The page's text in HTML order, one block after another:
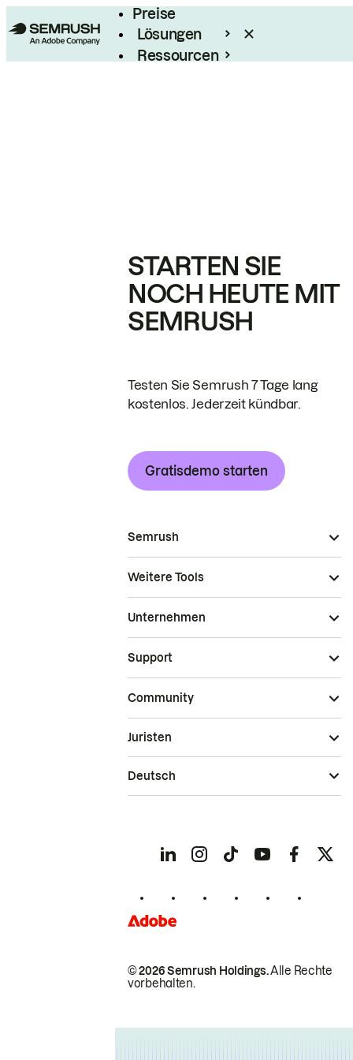
Preise
Lösungen
Ressourcen
STARTEN SIE
NOCH HEUTE MIT
SEMRUSH
Testen Sie Semrush 7 Tage lang
kostenlos. Jederzeit kündbar.
Gratisdemo starten
Semrush
Weitere Tools
Unternehmen
Support
Community
© 2026 Semrush Holdings.Alle Rechte
vorbehalten.
Juristen
Deutsch